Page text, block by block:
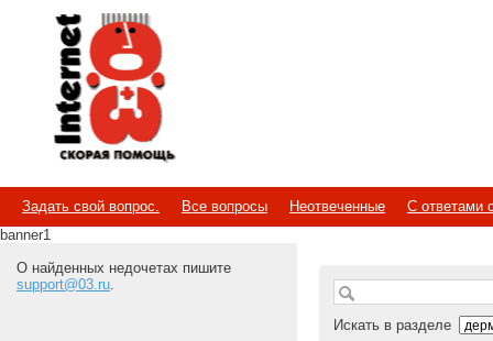
Internet
Скорая помощь
Задать свой вопрос. Все вопросы Неотвеченные
С ответами
banner1
О найденных недочетах пишите
support@03.ru.
Искать в разделе